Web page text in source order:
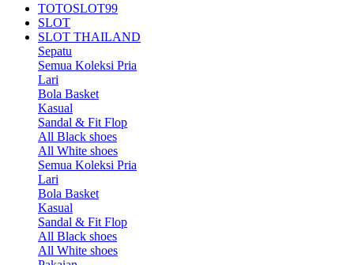
TOTOSLOT99
SLOT
SLOT THAILAND
Sepatu
Semua Koleksi Pria
Lari
Bola Basket
Kasual
Sandal & Fit Flop
All Black shoes
All White shoes
Semua Koleksi Pria
Lari
Bola Basket
Kasual
Sandal & Fit Flop
All Black shoes
All White shoes